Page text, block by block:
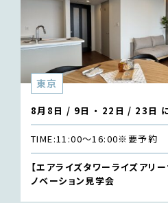
東京
8月8日 / 9日 ・ 22日 / 23日 に
TIME:11:00〜16:00※要予約
【エアライズタワーライズアリ
ノベーション見学会